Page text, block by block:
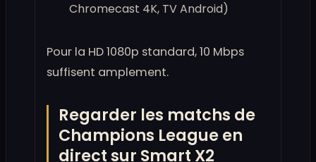
Chromecast 4K, TV Android)
Pour la HD 1080p standard, 10 Mbps
suffisent amplement.
Regarder les matchs de
Champions League en
direct sur Smart X2